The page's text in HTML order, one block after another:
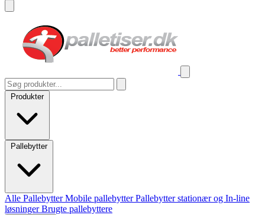
Produkter
Pallebytter
Alle PallebytterMobile pallebytterPallebytter stationær og In-line
løsningerBrugte pallebyttere